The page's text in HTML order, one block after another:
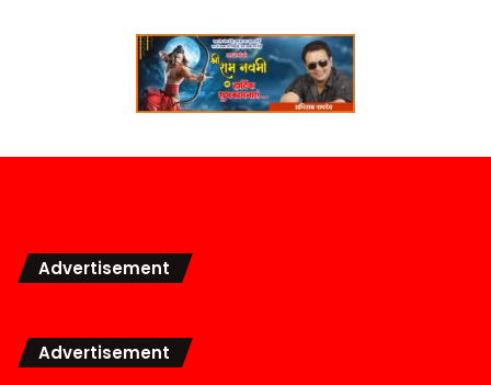
Advertisement
Advertisement